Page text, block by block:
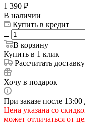
1 390 ₽
В наличии
Купить в кредит
В корзину
Купить в 1 клик
Рассчитать доставку
Хочу в подарок
При заказе после
Цена указана со
может отличаться от